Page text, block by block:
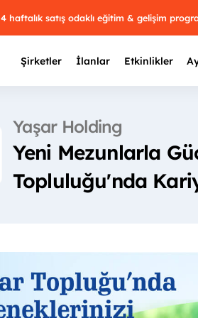
4 haftalık satış odaklı eğitim & gelişim
Şirketler İlanlar Etkinlikler
Yaşar Holding
Yeni Mezunlarla
Topluluğu'nda